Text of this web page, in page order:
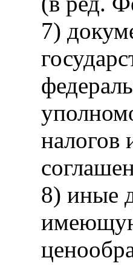
7)
налогов
8) иные